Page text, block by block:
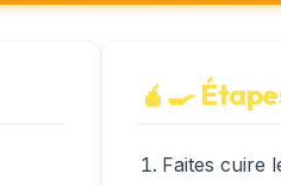
🧉‍🍳
Faites cuire